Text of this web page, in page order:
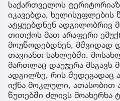
საქართველოს
იკავებდა, ხელისუფლების
ატყუებდნენ ადგილობრივ
თითქოს მათ არაფერი
მოუწოდებდნენ, მშვიდად
თავიანთ სახლებში.
მართლაც დაუჯერა მსგავს
ადგილზე, რის შედეგადაც
იქნა მოკლული, ათასობით
წუთებში ძლივს მოახერხა